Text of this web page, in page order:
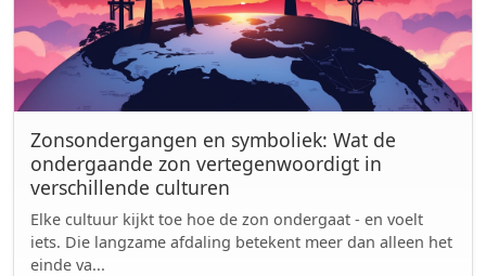
Zonsondergangen en symboliek: Wat de
ondergaande zon vertegenwoordigt in
verschillende culturen
Elke cultuur kijkt toe hoe de zon ondergaat - en voelt
iets. Die langzame afdaling betekent meer dan alleen het
einde va...